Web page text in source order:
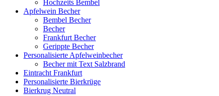
Hochzeits Bembel
Apfelwein Becher
Bembel Becher
Becher
Frankfurt Becher
Gerippte Becher
Personalisierte Apfelweinbecher
Becher mit Text Salzbrand
Eintracht Frankfurt
Personalisierte Bierkrüge
Bierkrug Neutral